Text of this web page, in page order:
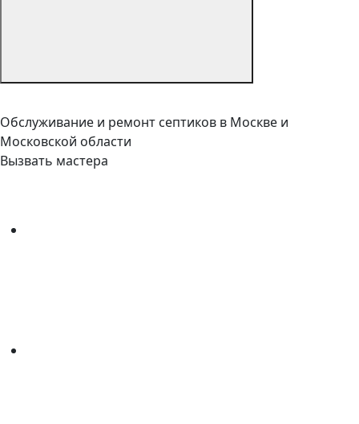
Обслуживание и ремонт септиков в Москве и
Московской области
Вызвать мастера